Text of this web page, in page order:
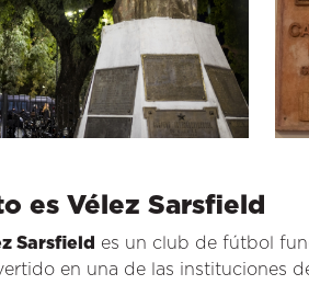
es Vélez Sarsfield
Sarsfield
es un club de fútbol
en una de las instituciones